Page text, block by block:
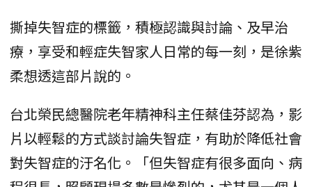
撕掉失智症的標籤，積極認識與討論、及早治
療，享受和輕症失智家人日常的每一刻，是徐紫
柔想透這部片說的。
台北榮民總醫院老年精神科主任蔡佳芬認為，影
片以輕鬆的方式談討論失智症，有助於降低社會
對失智症的汙名化。「但失智症有很多面向、病